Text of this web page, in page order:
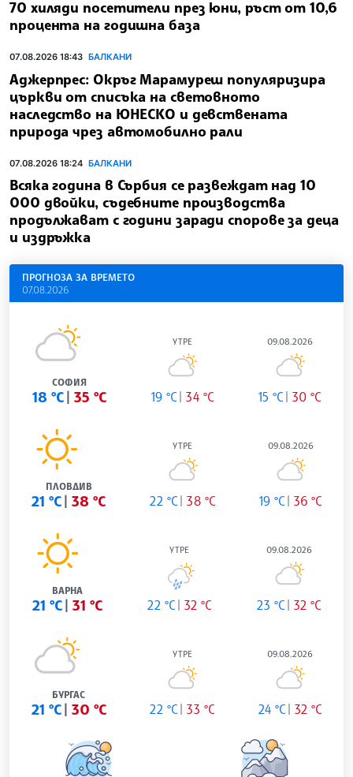
70 хиляди посетители през юни, ръст от 10,6
процента на годишна база
07.08.2026 18:43 БАЛКАНИ
Аджерпрес: Окръг Марамуреш популяризира
църкви от списъка на световното
наследство на ЮНЕСКО и девствената
природа чрез автомобилно рали
07.08.2026 18:24 БАЛКАНИ
Всяка година в Сърбия се развеждат над 10
000 двойки, съдебните производства
продължават с години заради спорове за деца
и издръжка
ПРОГНОЗА ЗА ВРЕМЕТО
07.08.2026
СОФИЯ
18 °C 35 °C
УТРЕ
19 °C 34 °C
09.08.2026
15 °C 30 °C
ПЛОВДИВ
21 °C 38 °C
УТРЕ
22 °C 38 °C
09.08.2026
19 °C 36 °C
ВАРНА
21 °C 31 °C
УТРЕ
22 °C 32 °C
09.08.2026
23 °C 32 °C
БУРГАС
21 °C 30 °C
УТРЕ
22 °C 33 °C
09.08.2026
24 °C 32 °C